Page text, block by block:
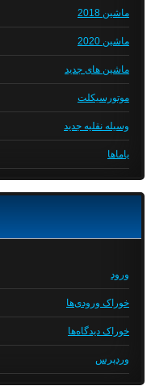
ماشین 2018
ماشین 2020
ماشین های جدید
موتورسیکلت
وسیله نقلیه جدید
یاماها
ورود
خوراک ورودی‌ها
خوراک دیدگاه‌ها
وردپرس